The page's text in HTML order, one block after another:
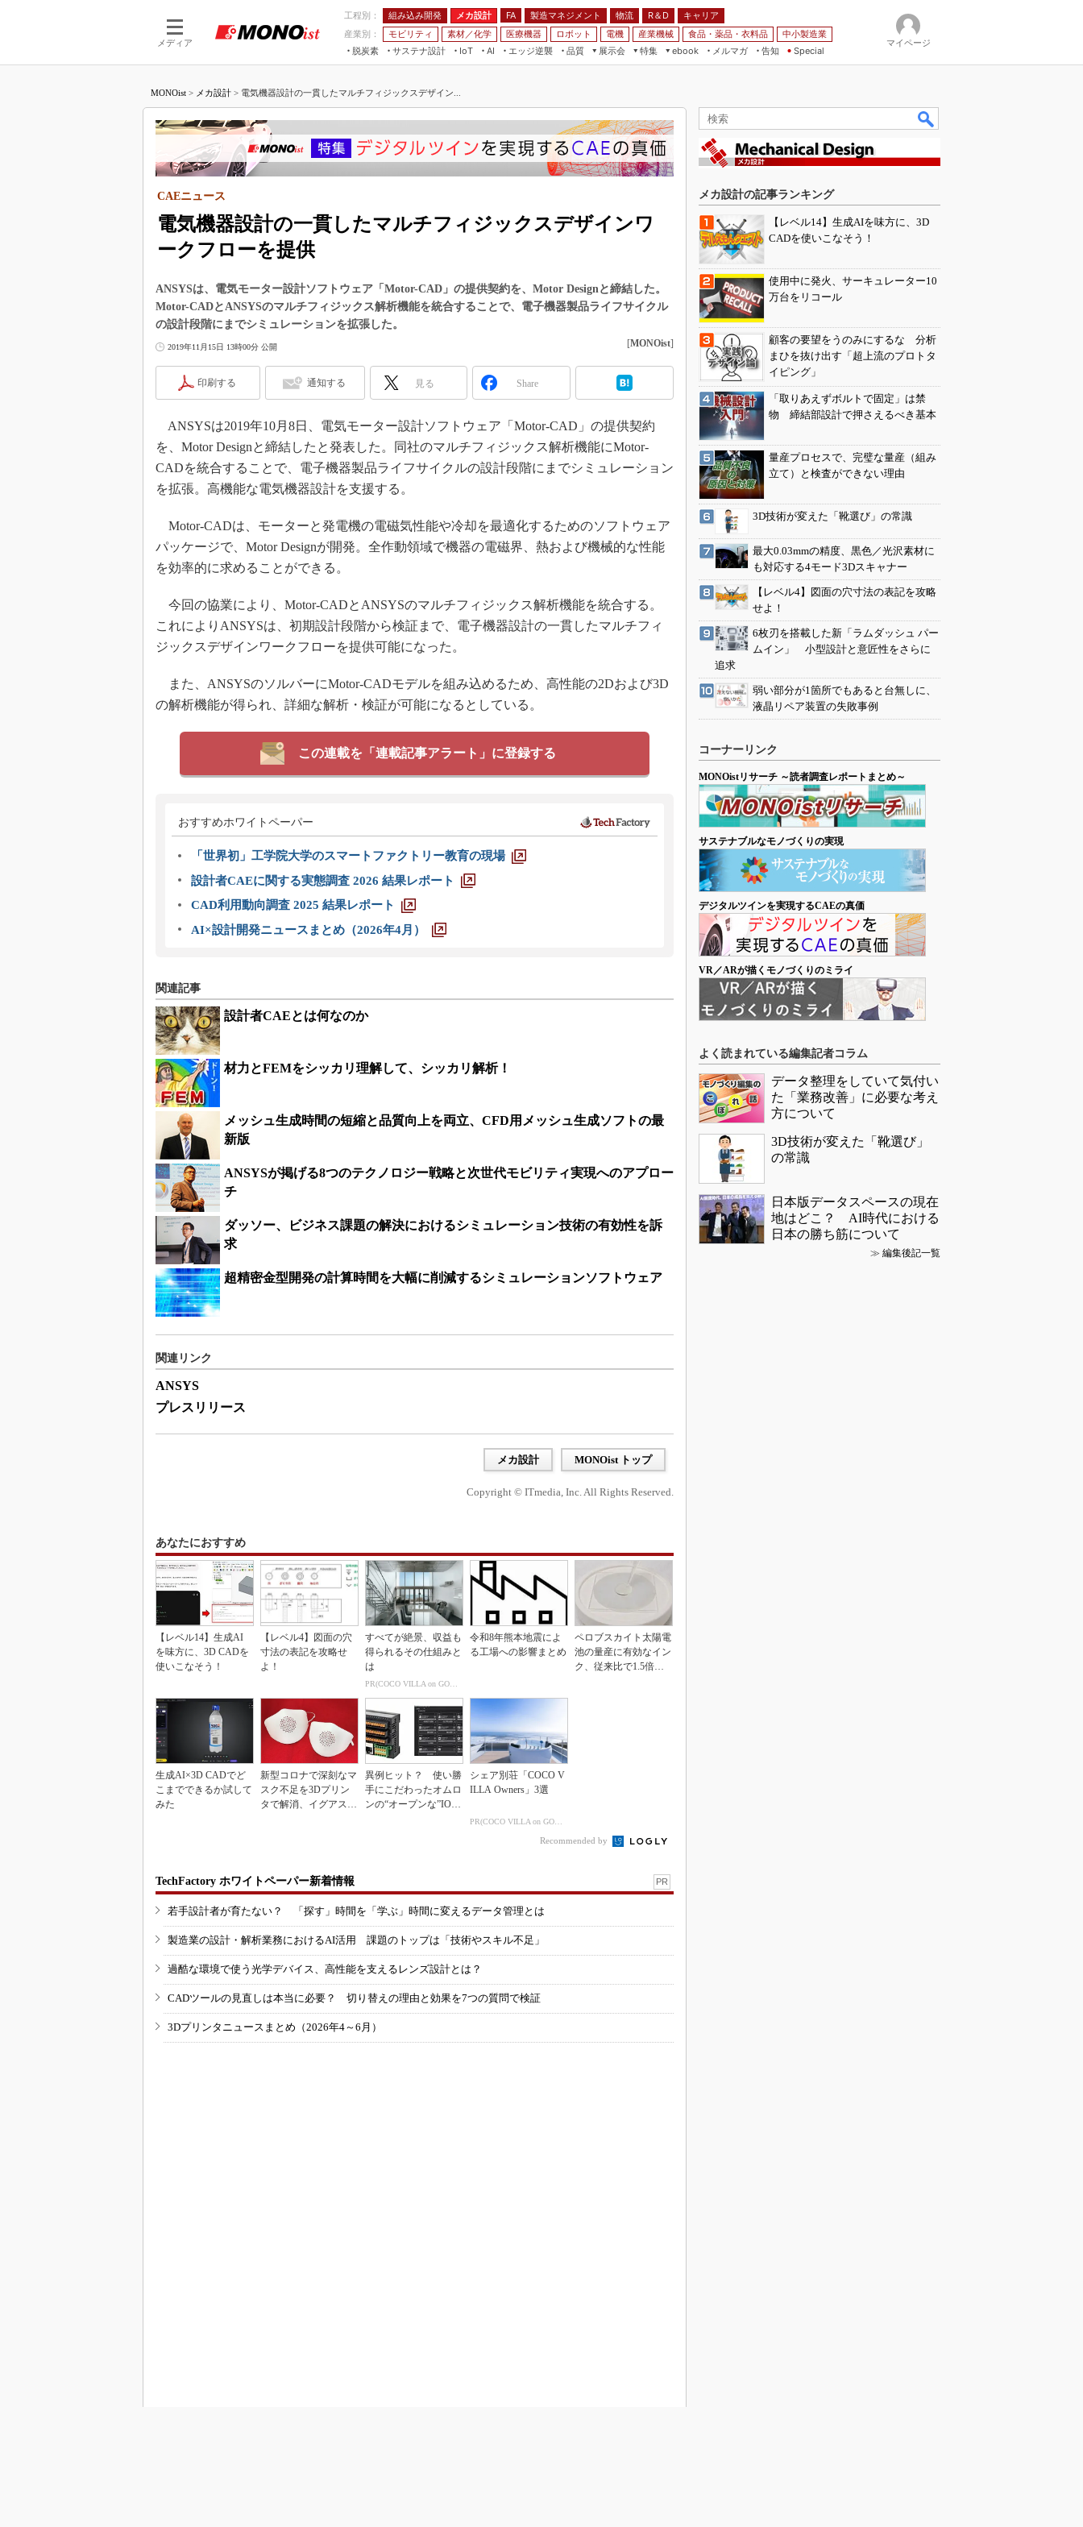
メディア
工程別： 組み込み開発 メカ設計 FA 製造マネジメント 物流 R＆D
キャリア
産業別：
モビリティ 素材／化学 医療機器 ロボット 電機 産業機械 食品・薬品・衣料品
中小製造業
脱炭素
サステナ設計
IoT
つながる工場
つながるサービス
AI
AI×設備保全
Physical AI
エッジ逆襲 品質
展示会
JIMTOF
組込み/エッジ コンピューティング
IIFES
国際ロボット展
TECHNO-FRONTIER
EdgeTech+
産業オープンネット展
特集
5G
VR／AR
フィールドサービス
組み込み画像技術
車載ソフト開発
3Dプリンタ
デジタルツインとCAE
インダストリー4.0
イノベーション
植物工場
ebook
製造マネジメント
FA
モビリティ
メルマガ
告知 Special
マイページ
MONOist > メカ設計 > 電気機器設計の一貫したマルチフィジックスデザイン...
電気機器設計の一貫したマルチフィジックスデザインワ
ークフローを提供
CAEニュース
ANSYSは、電気モーター設計ソフトウェア「Motor-CAD」の提供契約を、Motor Designと締結した。
Motor-CADとANSYSのマルチフィジックス解析機能を統合することで、電子機器製品ライフサイクル
の設計段階にまでシミュレーションを拡張した。
2019年11月15日 13時00分 公開 [MONOist]
印刷する 通知する 見る Share
ANSYSは2019年10月8日、電気モーター設計ソフトウェア「Motor-CAD」の提供契約
を、Motor Designと締結したと発表した。同社のマルチフィジックス解析機能にMotor-
CADを統合することで、電子機器製品ライフサイクルの設計段階にまでシミュレーション
を拡張。高機能な電気機器設計を支援する。
Motor-CADは、モーターと発電機の電磁気性能や冷却を最適化するためのソフトウェア
パッケージで、Motor Designが開発。全作動領域で機器の電磁界、熱および機械的な性能
を効率的に求めることができる。
今回の協業により、Motor-CADとANSYSのマルチフィジックス解析機能を統合する。
これによりANSYSは、初期設計段階から検証まで、電子機器設計の一貫したマルチフィ
ジックスデザインワークフローを提供可能になった。
また、ANSYSのソルバーにMotor-CADモデルを組み込めるため、高性能の2Dおよび3D
の解析機能が得られ、詳細な解析・検証が可能になるとしている。
この連載を「連載記事アラート」に登録する
おすすめホワイトペーパー
「世界初」工学院大学のスマートファクトリー教育の現場
設計者CAEに関する実態調査 2026 結果レポート
CAD利用動向調査 2025 結果レポート
AI×設計開発ニュースまとめ（2026年4月）
関連記事
設計者CAEとは何なのか
材力とFEMをシッカリ理解して、シッカリ解析！
メッシュ生成時間の短縮と品質向上を両立、CFD用メッシュ生成ソフトの最
新版
ANSYSが掲げる8つのテクノロジー戦略と次世代モビリティ実現へのアプロー
チ
ダッソー、ビジネス課題の解決におけるシミュレーション技術の有効性を訴
求
超精密金型開発の計算時間を大幅に削減するシミュレーションソフトウェア
関連リンク
ANSYS
プレスリリース
メカ設計 MONOist トップ
Copyright © ITmedia, Inc. All Rights Reserved.
あなたにおすすめ
【レベル14】生成AI
を味方に、3D CADを
使いこなそう！
【レベル4】図面の穴
寸法の表記を攻略せ
よ！
すべてが絶景、収益も
得られるその仕組みと
は
PR(COCO VILLA on GOETHE)
令和8年熊本地震によ
る工場への影響まとめ
ペロブスカイト太陽電
池の量産に有効なイン
ク、従来比で1.5倍の
生成AI×3D CADでど
こまでできるか試して
みた
新型コロナで深刻なマ
スク不足を3Dプリン
タで解消、イグアスが
異例ヒット？ 使い勝
手にこだわったオムロ
ンの“オープンな”IO-L
シェア別荘「COCO V
ILLA Owners」3選
PR(COCO VILLA on GOETHE)
Recommended by
TechFactory ホワイトペーパー新着情報 PR
若手設計者が育たない？ 「探す」時間を「学ぶ」時間に変えるデータ管理とは
製造業の設計・解析業務におけるAI活用 課題のトップは「技術やスキル不足」
過酷な環境で使う光学デバイス、高性能を支えるレンズ設計とは？
CADツールの見直しは本当に必要？ 切り替えの理由と効果を7つの質問で検証
3Dプリンタニュースまとめ（2026年4～6月）
メカ設計の記事ランキング
【レベル14】生成AIを味方に、3D
CADを使いこなそう！
使用中に発火、サーキュレーター10
万台をリコール
顧客の要望をうのみにするな 分析
まひを抜け出す「超上流のプロトタ
イピング」
「取りあえずボルトで固定」は禁
物 締結部設計で押さえるべき基本
量産プロセスで、完璧な量産（組み
立て）と検査ができない理由
3D技術が変えた「靴選び」の常識
最大0.03mmの精度、黒色／光沢素材に
も対応する4モード3Dスキャナー
【レベル4】図面の穴寸法の表記を攻略
せよ！
6枚刃を搭載した新「ラムダッシュ パー
ムイン」 小型設計と意匠性をさらに
追求
弱い部分が1箇所でもあると台無しに、
液晶リペア装置の失敗事例
コーナーリンク
MONOistリサーチ ～読者調査レポートまとめ～
サステナブルなモノづくりの実現
デジタルツインを実現するCAEの真価
VR／ARが描くモノづくりのミライ
よく読まれている編集記者コラム
データ整理をしていて気付い
た「業務改善」に必要な考え
方について
3D技術が変えた「靴選び」
の常識
日本版データスペースの現在
地はどこ？ AI時代における
日本の勝ち筋について
≫ 編集後記一覧